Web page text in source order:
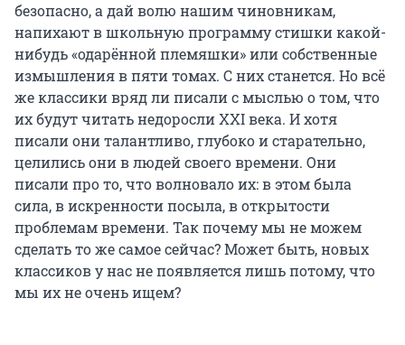
безопасно, а дай волю нашим чиновникам,
напихают в школьную программу стишки какой-
нибудь «одарённой племяшки» или собственные
измышления в пяти томах. С них станется. Но всё
же классики вряд ли писали с мыслью о том, что
их будут читать недоросли XXI века. И хотя
писали они талантливо, глубоко и старательно,
целились они в людей своего времени. Они
писали про то, что волновало их: в этом была
сила, в искренности посыла, в открытости
проблемам времени. Так почему мы не можем
сделать то же самое сейчас? Может быть, новых
классиков у нас не появляется лишь потому, что
мы их не очень ищем?